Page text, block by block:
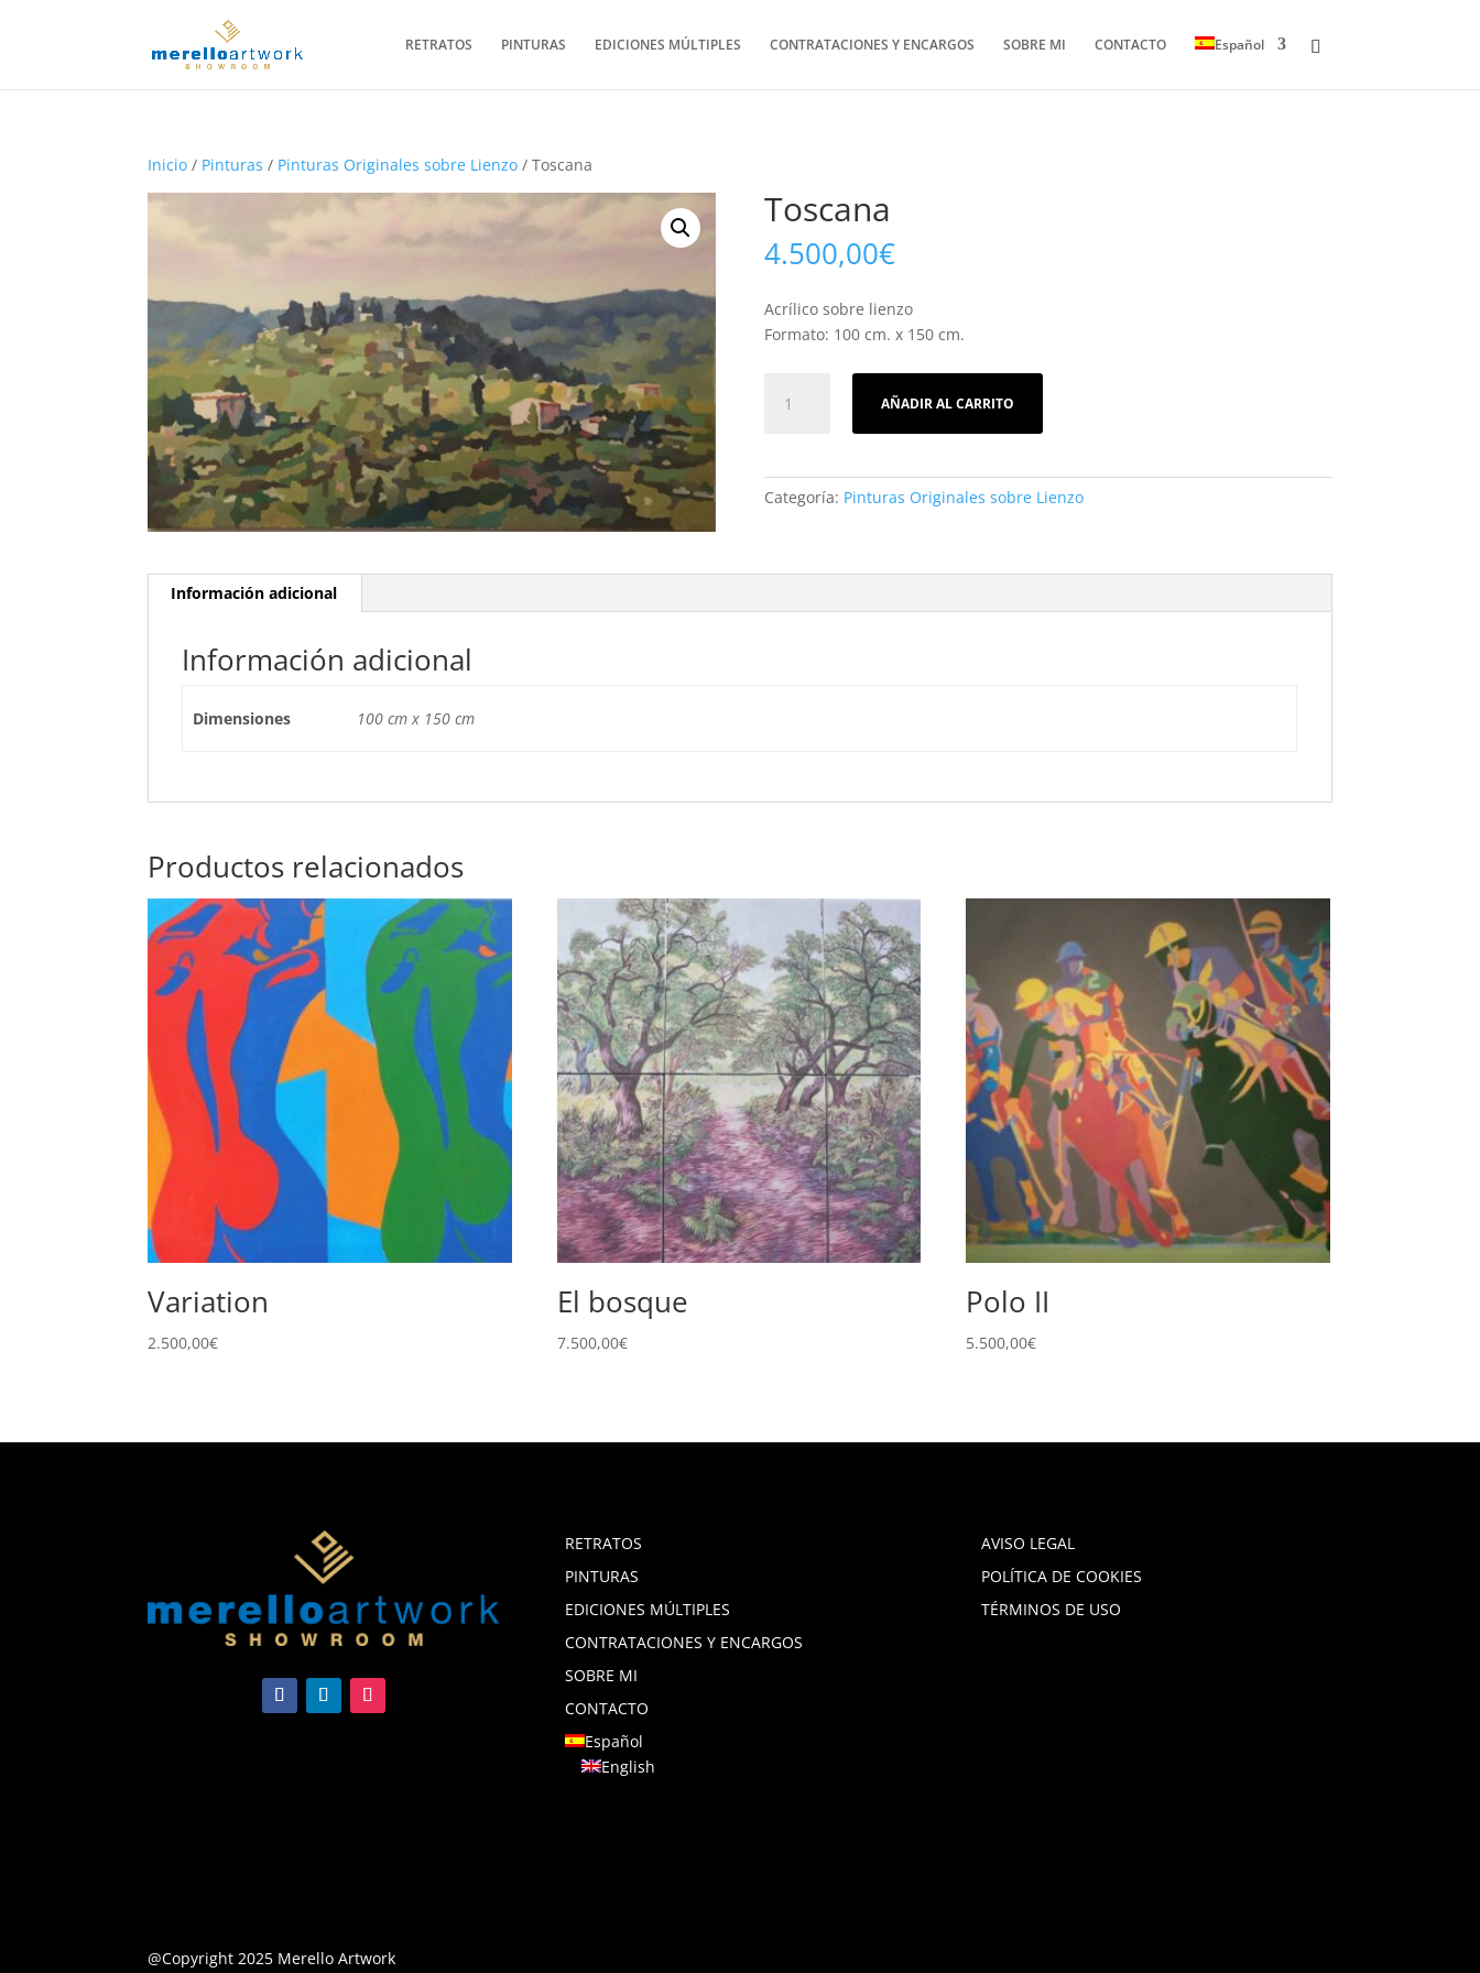
RETRATOS PINTURAS EDICIONES MÚLTIPLES CONTRATACIONES Y ENCARGOS SOBRE MI CONTACTO Español
Inicio / Pinturas / Pinturas Originales sobre Lienzo / Toscana
Toscana
4.500,00€
Acrílico sobre lienzo
Formato: 100 cm. x 150 cm.
cantidad
AÑADIR AL CARRITO
Categoría: Pinturas Originales sobre Lienzo
Información adicional
Información adicional
Dimensiones 100 cm x 150 cm
Productos relacionados
Variation
2.500,00€
El bosque
7.500,00€
Polo II
5.500,00€
RETRATOS
PINTURAS
EDICIONES MÚLTIPLES
CONTRATACIONES Y ENCARGOS
SOBRE MI
CONTACTO
Español
English
AVISO LEGAL
POLÍTICA DE COOKIES
TÉRMINOS DE USO
@Copyright 2025 Merello Artwork